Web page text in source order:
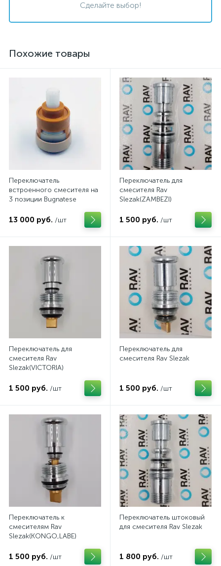
Сделайте выбор!
Похожие товары
Переключатель
встроенного смесителя на
3 позиции Bugnatese
13 000 руб. /шт
Переключатель для
смесителя Rav
Slezak(ZAMBEZI)
1 500 руб. /шт
Переключатель для
смесителя Rav
Slezak(VICTORIA)
1 500 руб. /шт
Переключатель для
смесителя Rav Slezak
1 500 руб. /шт
Переключатель к
смесителям Rav
Slezak(KONGO,LABE)
1 500 руб. /шт
Переключатель штоковый
для смесителя Rav Slezak
1 800 руб. /шт